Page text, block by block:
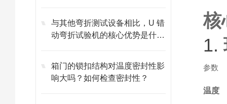
与其他弯折测试设备相比，U 错
动弯折试验机的核心优势是什
箱门的锁扣结构对温度密封性影
响大吗？如何检查密封性？
核
1.
参数
温度